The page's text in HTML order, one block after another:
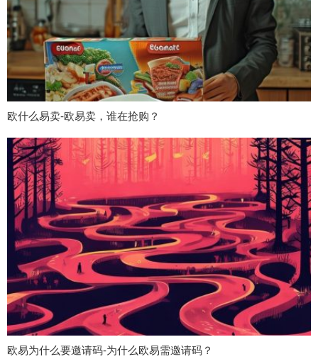
欧什么易卖-欧易卖，谁在抢购？
欧易为什么要邀请码-为什么欧易需邀请码？